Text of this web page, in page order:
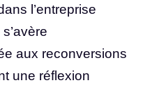
l’entreprise
aux reconversions
une réflexion